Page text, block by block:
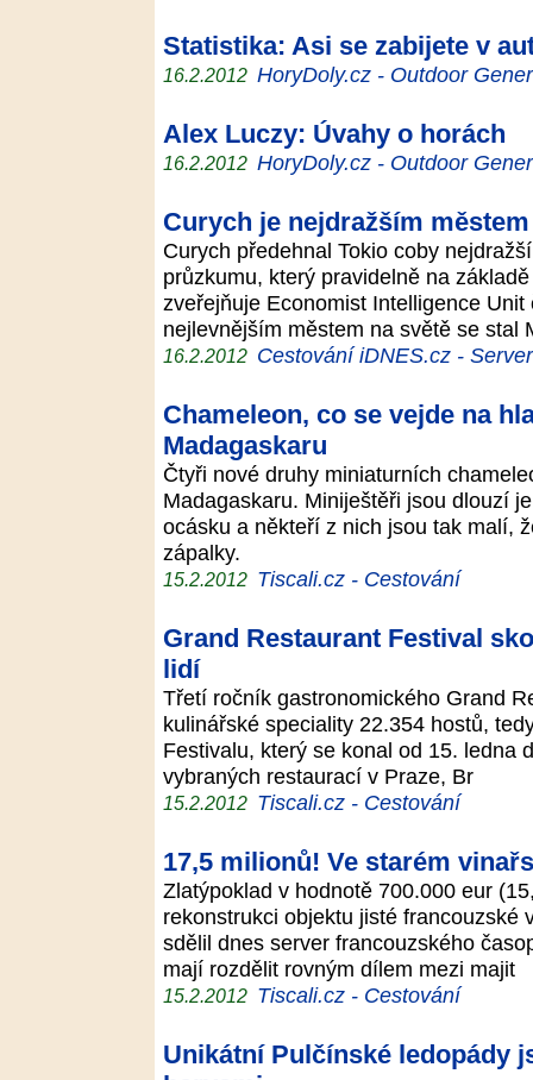
Statistika: Asi se zabijete v
16.2.2012 HoryDoly.cz - Outdoor
Alex Luczy: Úvahy o horách
16.2.2012 HoryDoly.cz - Outdoor
Curych je nejdražším
Curych předehnal Tokio coby
průzkumu, který pravidelně na
zveřejňuje Economist Intelligence
nejlevnějším městem na světě se
16.2.2012 Cestování iDNES.cz -
Chameleon, co se vejde na
Madagaskaru
Čtyři nové druhy miniaturních
Madagaskaru. Miniještěři jsou dlouzí
ocásku a někteří z nich jsou tak malí,
zápalky.
15.2.2012 Tiscali.cz - Cestování
Grand Restaurant Festival
lidí
Třetí ročník gastronomického Grand
kulinářské speciality 22.354 hostů,
Festivalu, který se konal od 15. ledna
vybraných restaurací v Praze, Br
15.2.2012 Tiscali.cz - Cestování
17,5 milionů! Ve starém
Zlatýpoklad v hodnotě 700.000 eur
rekonstrukci objektu jisté francouzské
sdělil dnes server francouzského
mají rozdělit rovným dílem mezi majit
15.2.2012 Tiscali.cz - Cestování
Unikátní Pulčínské ledopády